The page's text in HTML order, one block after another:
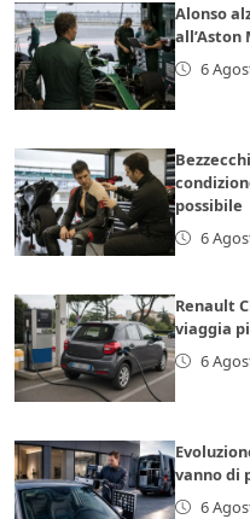
Alonso
6
possibile
6
Renault
viaggia
6
vanno di
6